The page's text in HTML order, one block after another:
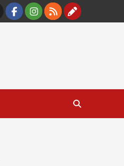
Facebook
Instagram
RSS